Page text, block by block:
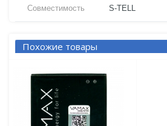
Совместимость S-TELL
Похожие товары